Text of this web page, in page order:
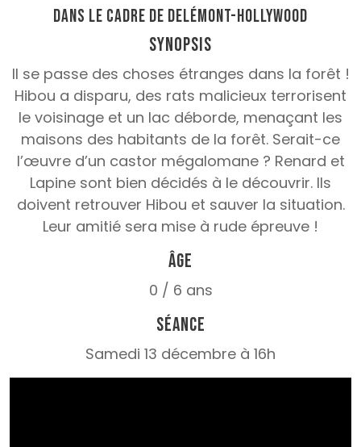
Dans le cadre de Delémont-Hollywood
Synopsis
Il se passe des choses étranges dans la forêt !
Hibou a disparu, des rats malicieux terrorisent
le voisinage et un lac déborde, menaçant les
maisons des habitants de la forêt. Serait-ce
l’œuvre d’un castor mégalomane ? Renard et
Lapine sont bien décidés à le découvrir. Ils
doivent retrouver Hibou et sauver la situation.
Leur amitié sera mise à rude épreuve !
Âge
0 / 6 ans
Séance
Samedi 13 décembre à 16h